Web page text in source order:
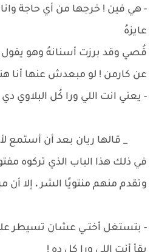
- هي فين ! خرجها من أي حاجة
عايزهُ
قُصي وقد برزت أسنانهُ وهو يقول
عن كارمن ! لو مبعدش عنها أنا
- يعني انت اللي ورا كُل البلاوي دي
_ قالها ريان بعد أن أستمع
في ذلك هذا الباب الذي تركوه
وتقدم منهم منتويًا الشر ، إلا أن
- بتستغل أختــي عشان تسيطر عليا